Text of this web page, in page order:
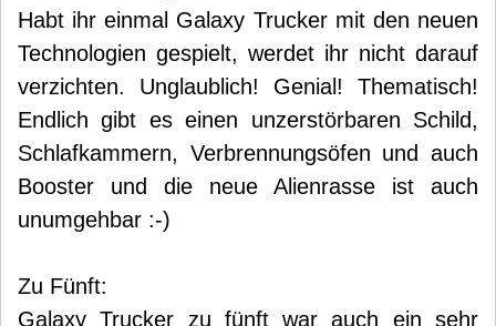
Habt ihr einmal Galaxy Trucker mit den neuen
Technologien gespielt, werdet ihr nicht darauf
verzichten. Unglaublich! Genial! Thematisch!
Endlich gibt es einen unzerstörbaren Schild,
Schlafkammern, Verbrennungsöfen und auch
Booster und die neue Alienrasse ist auch
unumgehbar :-)
Zu Fünft:
Galaxy Trucker zu fünft war auch ein sehr